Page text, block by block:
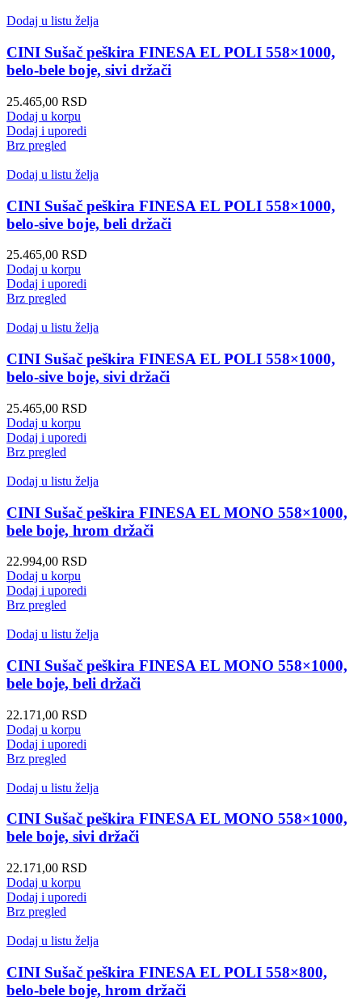
Dodaj u listu želja
CINI Sušač peškira FINESA EL POLI 558×1000,
belo-bele boje, sivi držači
25.465,00 RSD
Dodaj u korpu
Dodaj i uporedi
Brz pregled
Dodaj u listu želja
CINI Sušač peškira FINESA EL POLI 558×1000,
belo-sive boje, beli držači
25.465,00 RSD
Dodaj u korpu
Dodaj i uporedi
Brz pregled
Dodaj u listu želja
CINI Sušač peškira FINESA EL POLI 558×1000,
belo-sive boje, sivi držači
25.465,00 RSD
Dodaj u korpu
Dodaj i uporedi
Brz pregled
Dodaj u listu želja
CINI Sušač peškira FINESA EL MONO 558×1000,
bele boje, hrom držači
22.994,00 RSD
Dodaj u korpu
Dodaj i uporedi
Brz pregled
Dodaj u listu želja
CINI Sušač peškira FINESA EL MONO 558×1000,
bele boje, beli držači
22.171,00 RSD
Dodaj u korpu
Dodaj i uporedi
Brz pregled
Dodaj u listu želja
CINI Sušač peškira FINESA EL MONO 558×1000,
bele boje, sivi držači
22.171,00 RSD
Dodaj u korpu
Dodaj i uporedi
Brz pregled
Dodaj u listu želja
CINI Sušač peškira FINESA EL POLI 558×800,
belo-bele boje, hrom držači